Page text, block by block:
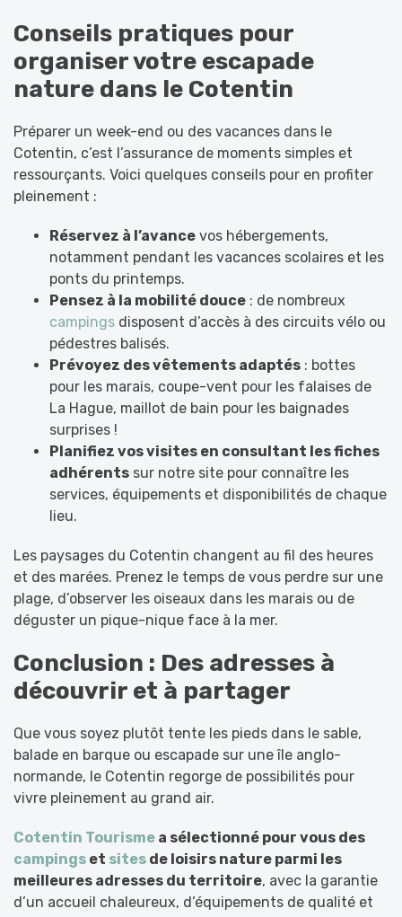
Conseils pratiques pour
organiser votre escapade
nature dans le Cotentin
Préparer un week-end ou des vacances dans le
Cotentin, c’est l’assurance de moments simples et
ressourçants. Voici quelques conseils pour en profiter
pleinement :
Réservez à l’avance vos hébergements,
notamment pendant les vacances scolaires et les
ponts du printemps.
Pensez à la mobilité douce : de nombreux
campings disposent d’accès à des circuits vélo ou
pédestres balisés.
Prévoyez des vêtements adaptés : bottes
pour les marais, coupe-vent pour les falaises de
La Hague, maillot de bain pour les baignades
surprises !
Planifiez vos visites en consultant les fiches
adhérents sur notre site pour connaître les
services, équipements et disponibilités de chaque
lieu.
Les paysages du Cotentin changent au fil des heures
et des marées. Prenez le temps de vous perdre sur une
plage, d’observer les oiseaux dans les marais ou de
déguster un pique-nique face à la mer.
Conclusion : Des adresses à
découvrir et à partager
Que vous soyez plutôt tente les pieds dans le sable,
balade en barque ou escapade sur une île anglo-
normande, le Cotentin regorge de possibilités pour
vivre pleinement au grand air.
Cotentin Tourisme a sélectionné pour vous des
campings et sites de loisirs nature parmi les
meilleures adresses du territoire, avec la garantie
d’un accueil chaleureux, d’équipements de qualité et